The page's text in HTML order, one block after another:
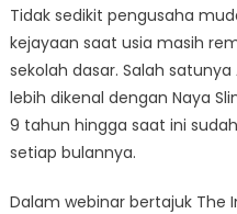
Tidak sedikit pengusaha
kejayaan saat usia masih
sekolah dasar. Salah
lebih dikenal dengan Naya
9 tahun hingga saat ini
setiap bulannya.
Dalam webinar bertajuk The